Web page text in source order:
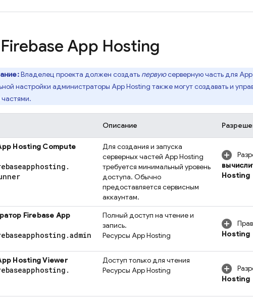
Firebase App Hosting
Владелец проекта должен создать первуюсерверную часть для
настройки администраторы App Hosting также могут создавать и
Описание
Hosting Compute
.
Для создания и запуска
серверных частей App Hosting
требуется минимальный уровень
доступа. Обычно
предоставляется сервисным
аккаунтам.
Hosting
Firebase App
.admin
Полный доступ на чтение и
запись.
Ресурсы App Hosting
Hosting
HostingViewer
.
Доступ только для чтения
Ресурсы App Hosting
Hosting